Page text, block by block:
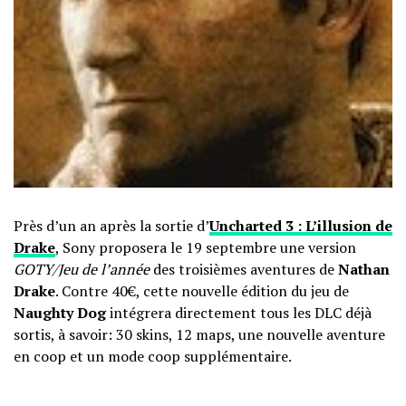
Près d’un an après la sortie d’Uncharted 3 : L’illusion de
Drake, Sony proposera le 19 septembre une version
GOTY/Jeu de l’annéedes troisièmes aventures deNathan
Drake. Contre 40€, cette nouvelle édition du jeu de
Naughty Dogintégrera directement tous les DLC déjà
sortis, à savoir: 30 skins, 12 maps, une nouvelle aventure
en coop et un mode coop supplémentaire.